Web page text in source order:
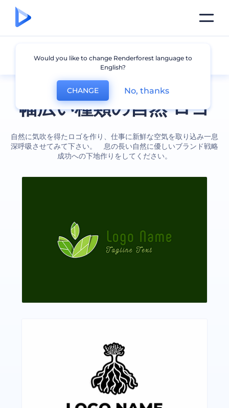
幅広い種類の自然 ロゴ
自然に気吹を得たロゴを作り、仕事に新鮮な空気を取り込み一息
深呼吸させてみて下さい。 息の長い自然に優しいブランド戦略
成功への下地作りをしてください。
自然
Would you like to change Renderforest language to
English?
CHANGE No, thanks